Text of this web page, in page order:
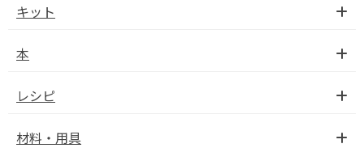
キット
本
レシピ
材料・用具